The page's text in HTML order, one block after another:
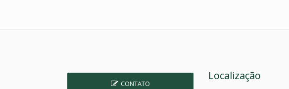
CONTATO
Localização